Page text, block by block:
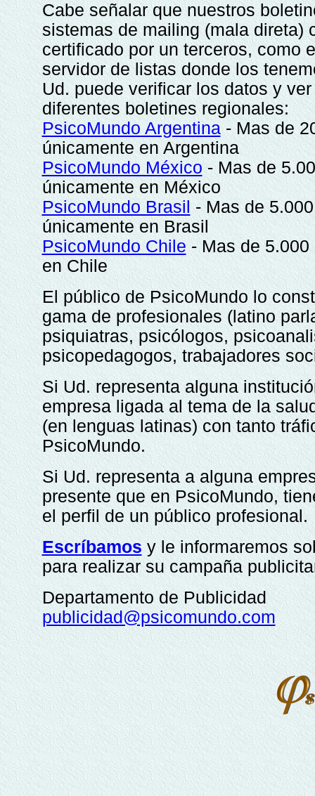
Cabe señalar que nuestros
sistemas de mailing (mala direta)
certificado por un terceros, como
servidor de listas donde los
Ud. puede verificar los datos y
diferentes boletines regionales:
PsicoMundo Argentina- Mas de
únicamente en Argentina
PsicoMundo México - Mas de
únicamente en México
PsicoMundo Brasil - Mas de
únicamente en Brasil
PsicoMundo Chile- Mas de 5.000
en Chile
El público de PsicoMundo lo
gama de profesionales (latino
psiquiatras, psicólogos,
psicopedagogos, trabajadores
Si Ud. representa alguna
empresa ligada al tema de la
(en lenguas latinas) con tanto
PsicoMundo.
Si Ud. representa a alguna
presente que en PsicoMundo,
el perfil de un público profesional.
Escríbamos y le informaremos
para realizar su campaña
Departamento de Publicidad
publicidad@psicomundo.com